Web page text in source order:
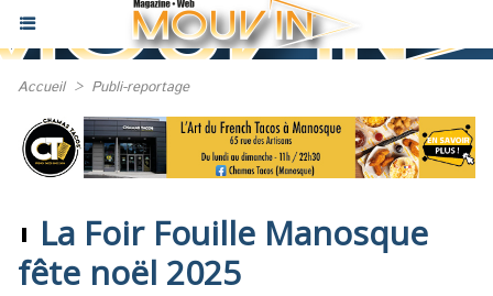
Accueil > Publi-reportage
La Foir Fouille Manosque
fête noël 2025